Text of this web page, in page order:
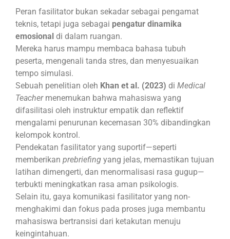
Peran fasilitator bukan sekadar sebagai pengamat
teknis, tetapi juga sebagai pengatur dinamika
emosional di dalam ruangan.
Mereka harus mampu membaca bahasa tubuh
peserta, mengenali tanda stres, dan menyesuaikan
tempo simulasi.
Sebuah penelitian oleh Khan et al. (2023) di Medical
Teachermenemukan bahwa mahasiswa yang
difasilitasi oleh instruktur empatik dan reflektif
mengalami penurunan kecemasan 30% dibandingkan
kelompok kontrol.
Pendekatan fasilitator yang suportif—seperti
memberikan prebriefing yang jelas, memastikan tujuan
latihan dimengerti, dan menormalisasi rasa gugup—
terbukti meningkatkan rasa aman psikologis.
Selain itu, gaya komunikasi fasilitator yang non-
menghakimi dan fokus pada proses juga membantu
mahasiswa bertransisi dari ketakutan menuju
keingintahuan.